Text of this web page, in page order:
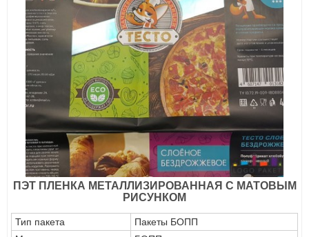
ПЭТ ПЛЕНКА МЕТАЛЛИЗИРОВАННАЯ С МАТОВЫМ
РИСУНКОМ
Тип пакета
Пакеты БОПП